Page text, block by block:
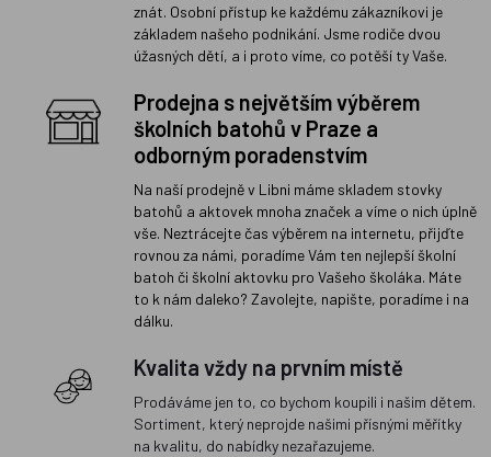
znát. Osobní přístup ke každému zákazníkovi je
základem našeho podnikání. Jsme rodiče dvou
úžasných dětí, a i proto víme, co potěší ty Vaše.
Prodejna s největším výběrem
školních batohů v Praze a
odborným poradenstvím
Na naší prodejně v Libni máme skladem stovky
batohů a aktovek mnoha značek a víme o nich úplně
vše. Neztrácejte čas výběrem na internetu, přijďte
rovnou za námi, poradíme Vám ten nejlepší školní
batoh či školní aktovku pro Vašeho školáka. Máte
to k nám daleko? Zavolejte, napište, poradíme i na
dálku.
Kvalita vždy na prvním místě
Prodáváme jen to, co bychom koupili i našim dětem.
Sortiment, který neprojde našimi přísnými měřítky
na kvalitu, do nabídky nezařazujeme.